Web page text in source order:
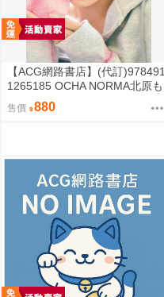
【ACG網路書店】(代訂)978491
1265185 OCHA NORMA北原も
も 寫真集「もももてぃーん。」
售價 880